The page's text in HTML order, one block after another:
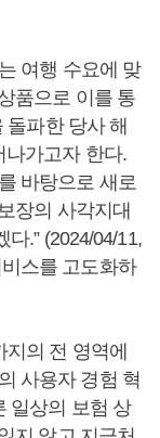
여행 수요에 맞
품으로 이를 통
돌파한 당사 해
나가고자 한다.
바탕으로 새로
장의 사각지대
.” (2024/04/11,
스를 고도화하
지의 전 영역에
사용자 경험 혁
일상의 보험 상